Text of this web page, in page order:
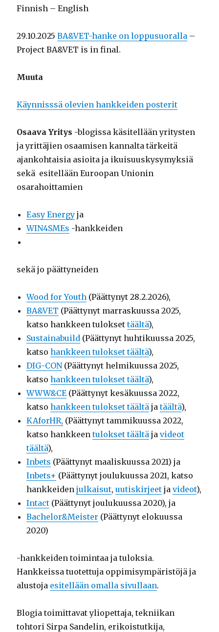
Finnish – English
29.10.2025BA&VET-hanke on loppusuoralla –
Project BA&VET is in final.
Muuta
Käynnisssä olevien hankkeiden posterit
Osaava Yritys -blogissa käsitellään yritysten
ja yrittäjien osaamisen kannalta tärkeitä
ajankohtaisia asioita ja ikuisuuskysymyksiä
sekä esitellään Euroopan Unionin
osarahoittamien
Easy Energy ja
WIN4SMEs -hankkeiden
sekä jo päättyneiden
Wood for Youth (Päättynyt 28.2.2026),
BA&VET (Päättynyt marraskuussa 2025,
katso hankkeen tuloksettäältä),
Sustainabuild (Päättynyt huhtikuussa 2025,
katsohankkeen tulokset täältä),
DIG-CON(Päättynyt helmikuussa 2025,
katsohankkeen tulokset täältä),
WWW&CE (Päättynyt kesäkuussa 2022,
katsohankkeen tulokset täältä jatäältä),
KAforHR, (Päättynyt tammikuussa 2022,
katso hankkeentulokset täältä javideot
täältä),
Inbets (Päättynyt maaliskuussa 2021) ja
Inbets+ (Päättynyt joulukuussa 2021, katso
hankkeidenjulkaisut,uutiskirjeet javideot),
Intact (Päättynyt joulukuussa 2020), ja
Bachelor&Meister (Päättynyt elokuussa
2020)
-hankkeiden toimintaa ja tuloksia.
Hankkeissa tuotettuja oppimisympäristöjä ja
alustoja esitellään omalla sivullaan.
Blogia toimittavat yliopettaja, tekniikan
tohtori Sirpa Sandelin, erikoistutkija,